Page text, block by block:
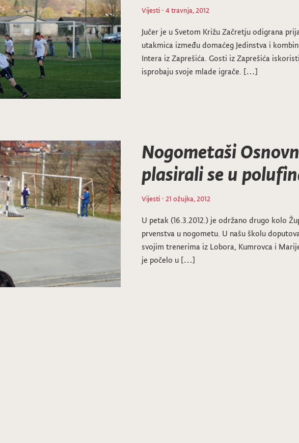
Vijesti · 4 travnja, 2012
Jučer je u Svetom Križu Začretju odigrana
utakmica između domaćeg Jedinstva i
Intera iz Zaprešića. Gosti iz Zaprešića
isprobaju svoje mlade igrače. […]
Nogometaši
plasirali se u
Vijesti · 21 ožujka, 2012
U petak (16.3.2012.) je održano drugo kolo
prvenstva u nogometu. U našu školu
svojim trenerima iz Lobora, Kumrovca i
je počelo u […]